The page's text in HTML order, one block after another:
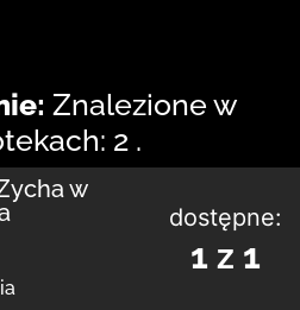
Znalezione w
2 .
w
dostępne:
1 z 1